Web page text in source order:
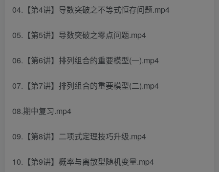
04.【第4讲】导数突破之不等式恒存问题.mp4
05.【第5讲】导数突破之零点问题.mp4
06.【第6讲】排列组合的重要模型(一).mp4
07.【第7讲】排列组合的重要模型(二).mp4
08.期中复习.mp4
09.【第8讲】二项式定理技巧升级.mp4
10.【第9讲】概率与离散型随机变量.mp4